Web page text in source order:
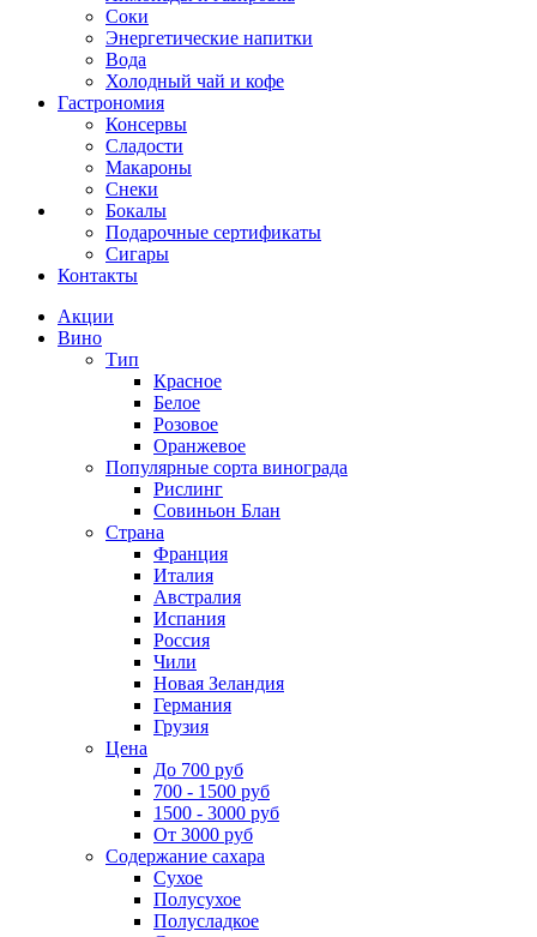
Соки
Энергетические напитки
Вода
Холодный чай и кофе
Гастрономия
Консервы
Сладости
Макароны
Снеки
Бокалы
Подарочные сертификаты
Сигары
Контакты
Акции
Вино
Тип
Красное
Белое
Розовое
Оранжевое
Популярные сорта винограда
Рислинг
Совиньон Блан
Страна
Франция
Италия
Австралия
Испания
Россия
Чили
Новая Зеландия
Германия
Грузия
Цена
До 700 руб
700 - 1500 руб
1500 - 3000 руб
От 3000 руб
Содержание сахара
Сухое
Полусухое
Полусладкое